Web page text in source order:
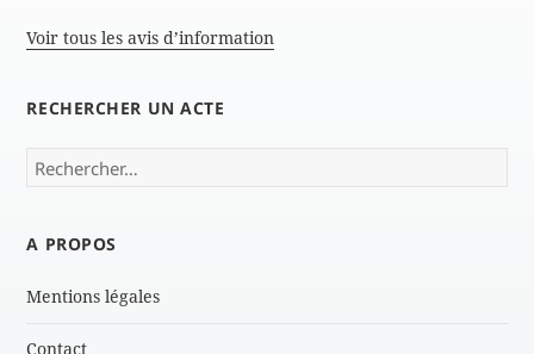
Voir tous les avis d’information
RECHERCHER UN ACTE
Rechercher :
A PROPOS
Mentions légales
Contact